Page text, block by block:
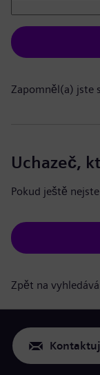
Zapomněl(a) jste
Uchazeč,
Pokud ještě
Zpět na